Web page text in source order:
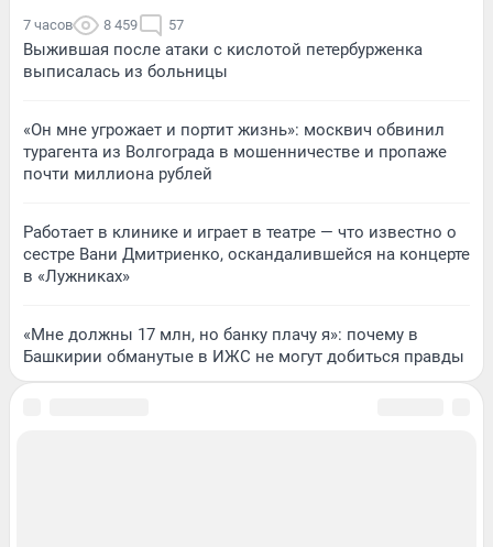
7 часов 8 459 57
Выжившая после атаки с кислотой петербурженка
выписалась из больницы
«Он мне угрожает и портит жизнь»: москвич обвинил
турагента из Волгограда в мошенничестве и пропаже
почти миллиона рублей
Работает в клинике и играет в театре — что известно о
сестре Вани Дмитриенко, оскандалившейся на концерте
в «Лужниках»
«Мне должны 17 млн, но банку плачу я»: почему в
Башкирии обманутые в ИЖС не могут добиться правды